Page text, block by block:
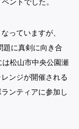
ントでした。
っていますが、
題に真剣に向き合
は松山市中央公園瀬
ンジが開催される
ンティアに参加し